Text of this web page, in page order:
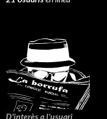
D'interès a l'usuari